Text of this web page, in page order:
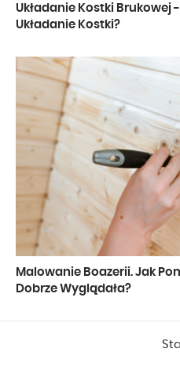
Układanie Kostki Brukowej
Układanie Kostki?
Malowanie Boazerii. Jak
Dobrze Wyglądała?